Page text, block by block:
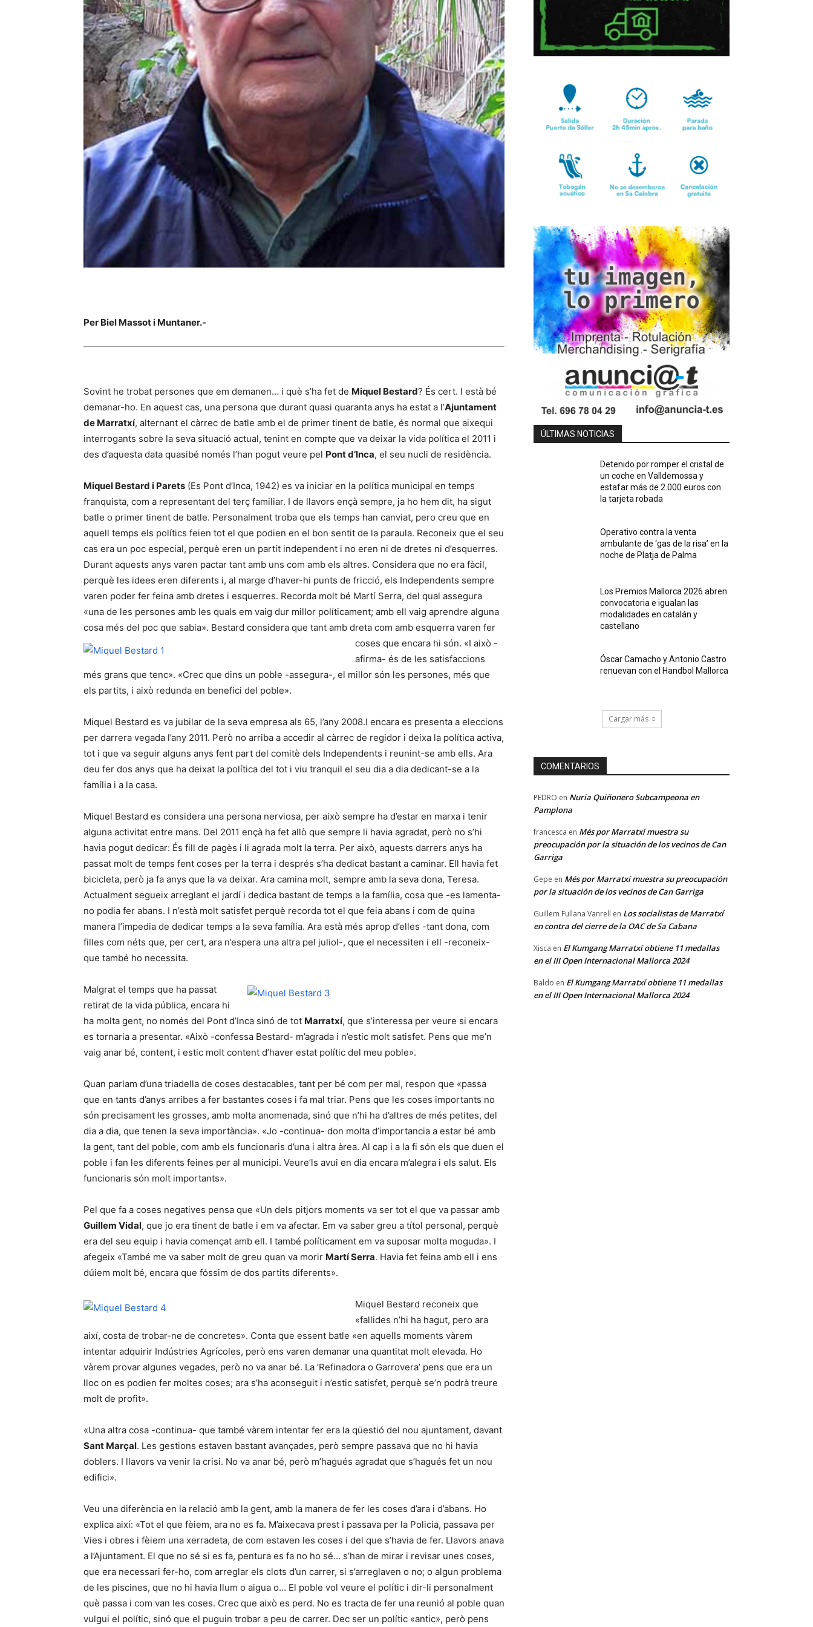
Per Biel Massot i Muntaner.-
Sovint he trobat persones que em demanen… i què s’ha fet de Miquel Bestard? És cert. I està bé
demanar-ho. En aquest cas, una persona que durant quasi quaranta anys ha estat a l’Ajuntament
de Marratxí, alternant el càrrec de batle amb el de primer tinent de batle, és normal que aixequi
interrogants sobre la seva situació actual, tenint en compte que va deixar la vida política el 2011 i
des d’aquesta data quasibé només l’han pogut veure pel Pont d’Inca, el seu nucli de residència.
Miquel Bestard i Parets (Es Pont d’Inca, 1942) es va iniciar en la política municipal en temps
franquista, com a representant del terç familiar. I de llavors ençà sempre, ja ho hem dit, ha sigut
batle o primer tinent de batle. Personalment troba que els temps han canviat, pero creu que en
aquell temps els polítics feien tot el que podien en el bon sentit de la paraula. Reconeix que el seu
cas era un poc especial, perquè eren un partit independent i no eren ni de dretes ni d’esquerres.
Durant aquests anys varen pactar tant amb uns com amb els altres. Considera que no era fàcil,
perquè les idees eren diferents i, al marge d’haver-hi punts de fricció, els Independents sempre
varen poder fer feina amb dretes i esquerres. Recorda molt bé Martí Serra, del qual assegura
«una de les persones amb les quals em vaig dur millor políticament; amb ell vaig aprendre alguna
cosa més del poc que sabia». Bestard considera que tant amb dreta com amb esquerra varen fer
coses que encara hi són. «I això -
afirma- és de les satisfaccions
més grans que tenc». «Crec que dins un poble -assegura-, el millor són les persones, més que
els partits, i això redunda en benefici del poble».
Miquel Bestard es va jubilar de la seva empresa als 65, l’any 2008.I encara es presenta a eleccions
per darrera vegada l’any 2011. Però no arriba a accedir al càrrec de regidor i deixa la política activa,
tot i que va seguir alguns anys fent part del comitè dels Independents i reunint-se amb ells. Ara
deu fer dos anys que ha deixat la política del tot i viu tranquil el seu dia a dia dedicant-se a la
família i a la casa.
Miquel Bestard es considera una persona nerviosa, per això sempre ha d’estar en marxa i tenir
alguna activitat entre mans. Del 2011 ençà ha fet allò que sempre li havia agradat, però no s’hi
havia pogut dedicar: És fill de pagès i li agrada molt la terra. Per això, aquests darrers anys ha
passat molt de temps fent coses per la terra i després s’ha dedicat bastant a caminar. Ell havia fet
bicicleta, però ja fa anys que la va deixar. Ara camina molt, sempre amb la seva dona, Teresa.
Actualment segueix arreglant el jardí i dedica bastant de temps a la família, cosa que -es lamenta-
no podia fer abans. I n’està molt satisfet perquè recorda tot el que feia abans i com de quina
manera l’impedia de dedicar temps a la seva família. Ara està més aprop d’elles -tant dona, com
filles com néts que, per cert, ara n’espera una altra pel juliol-, que el necessiten i ell -reconeix-
que també ho necessita.
Malgrat el temps que ha passat
retirat de la vida pública, encara hi
ha molta gent, no només del Pont d’Inca sinó de tot Marratxí, que s’interessa per veure si encara
es tornaria a presentar. «Això -confessa Bestard- m’agrada i n’estic molt satisfet. Pens que me’n
vaig anar bé, content, i estic molt content d’haver estat polític del meu poble».
Quan parlam d’una triadella de coses destacables, tant per bé com per mal, respon que «passa
que en tants d’anys arribes a fer bastantes coses i fa mal triar. Pens que les coses importants no
són precisament les grosses, amb molta anomenada, sinó que n’hi ha d’altres de més petites, del
dia a dia, que tenen la seva importància». «Jo -continua- don molta d’importancia a estar bé amb
la gent, tant del poble, com amb els funcionaris d’una i altra àrea. Al cap i a la fi són els que duen el
poble i fan les diferents feines per al municipi. Veure’ls avui en dia encara m’alegra i els salut. Els
funcionaris són molt importants».
Pel que fa a coses negatives pensa que «Un dels pitjors moments va ser tot el que va passar amb
Guillem Vidal, que jo era tinent de batle i em va afectar. Em va saber greu a títol personal, perquè
era del seu equip i havia començat amb ell. I també políticament em va suposar molta moguda». I
afegeix «També me va saber molt de greu quan va morir Martí Serra. Havia fet feina amb ell i ens
dúiem molt bé, encara que fóssim de dos partits diferents».
Miquel Bestard reconeix que
«fallides n’hi ha hagut, pero ara
així, costa de trobar-ne de concretes». Conta que essent batle «en aquells moments vàrem
intentar adquirir Indústries Agrícoles, però ens varen demanar una quantitat molt elevada. Ho
vàrem provar algunes vegades, però no va anar bé. La ‘Refinadora o Garrovera’ pens que era un
lloc on es podien fer moltes coses; ara s’ha aconseguit i n’estic satisfet, perquè se’n podrà treure
molt de profit».
«Una altra cosa -continua- que també vàrem intentar fer era la qüestió del nou ajuntament, davant
Sant Marçal. Les gestions estaven bastant avançades, però sempre passava que no hi havia
doblers. I llavors va venir la crisi. No va anar bé, però m’hagués agradat que s’hagués fet un nou
edifici».
Veu una diferència en la relació amb la gent, amb la manera de fer les coses d’ara i d’abans. Ho
explica així: «Tot el que fèiem, ara no es fa. M’aixecava prest i passava per la Policia, passava per
Vies i obres i fèiem una xerradeta, de com estaven les coses i del que s’havia de fer. Llavors anava
a l’Ajuntament. El que no sé si es fa, pentura es fa no ho sé… s’han de mirar i revisar unes coses,
que era necessari fer-ho, com arreglar els clots d’un carrer, si s’arreglaven o no; o algun problema
de les piscines, que no hi havia llum o aigua o… El poble vol veure el polític i dir-li personalment
què passa i com van les coses. Crec que això es perd. No es tracta de fer una reunió al poble quan
vulgui el polític, sinó que el puguin trobar a peu de carrer. Dec ser un polític «antic», però pens
ÚLTIMAS NOTICIAS
Detenido por romper el cristal de
un coche en Valldemossa y
estafar más de 2.000 euros con
la tarjeta robada
Operativo contra la venta
ambulante de ‘gas de la risa’ en la
noche de Platja de Palma
Los Premios Mallorca 2026 abren
convocatoria e igualan las
modalidades en catalán y
castellano
Óscar Camacho y Antonio Castro
renuevan con el Handbol Mallorca
Cargar más
COMENTARIOS
PEDRO en Nuria Quiñonero Subcampeona en
Pamplona
francesca en Més por Marratxí muestra su
preocupación por la situación de los vecinos de Can
Garriga
Gepe en Més por Marratxí muestra su preocupación
por la situación de los vecinos de Can Garriga
Guillem Fullana Vanrell en Los socialistas de Marratxí
en contra del cierre de la OAC de Sa Cabana
Xisca en El Kumgang Marratxí obtiene 11 medallas
en el III Open Internacional Mallorca 2024
Baldo en El Kumgang Marratxí obtiene 11 medallas
en el III Open Internacional Mallorca 2024